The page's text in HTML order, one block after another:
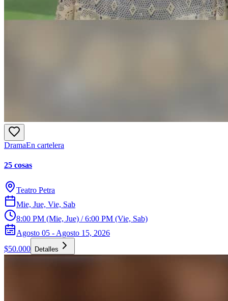
DramaEn cartelera
25 cosas
Teatro Petra
Mie, Jue, Vie, Sab
8:00 PM (Mie, Jue) / 6:00 PM (Vie, Sab)
Agosto 05 - Agosto 15, 2026
$50.000
Detalles